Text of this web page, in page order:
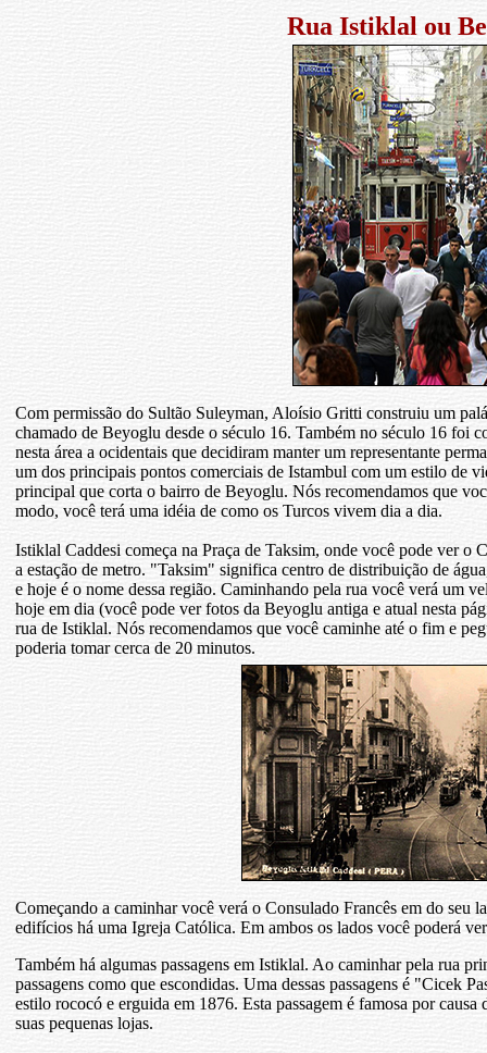
Rua Istiklal ou
Com permissão do Sultão Suleyman, Aloísio Gritti construiu um
chamado de Beyoglu desde o século 16. Também no século 16 foi
nesta área a ocidentais que decidiram manter um representante
um dos principais pontos comerciais de Istambul com um estilo de
principal que corta o bairro de Beyoglu. Nós recomendamos que
modo, você terá uma idéia de como os Turcos vivem dia a dia.
Istiklal Caddesi começa na Praça de Taksim, onde você pode ver
a estação de metro. "Taksim" significa centro de distribuição de
e hoje é o nome dessa região. Caminhando pela rua você verá um
hoje em dia (você pode ver fotos da Beyoglu antiga e atual nesta
rua de Istiklal. Nós recomendamos que você caminhe até o fim e
poderia tomar cerca de 20 minutos.
Começando a caminhar você verá o Consulado Francês em do seu
edifícios há uma Igreja Católica. Em ambos os lados você poderá
Também há algumas passagens em Istiklal. Ao caminhar pela rua
passagens como que escondidas. Uma dessas passagens é "Cicek
estilo rococó e erguida em 1876. Esta passagem é famosa por causa
suas pequenas lojas.